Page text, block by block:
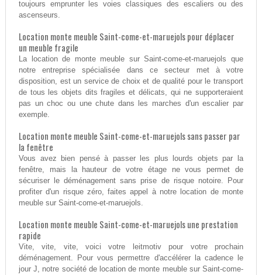
toujours emprunter les voies classiques des escaliers ou des
ascenseurs.
Location monte meuble Saint-come-et-maruejols pour déplacer
un meuble fragile
La location de monte meuble sur Saint-come-et-maruejols que
notre entreprise spécialisée dans ce secteur met à votre
disposition, est un service de choix et de qualité pour le transport
de tous les objets dits fragiles et délicats, qui ne supporteraient
pas un choc ou une chute dans les marches d'un escalier par
exemple.
Location monte meuble Saint-come-et-maruejols sans passer par
la fenêtre
Vous avez bien pensé à passer les plus lourds objets par la
fenêtre, mais la hauteur de votre étage ne vous permet de
sécuriser le déménagement sans prise de risque notoire. Pour
profiter d'un risque zéro, faites appel à notre location de monte
meuble sur Saint-come-et-maruejols.
Location monte meuble Saint-come-et-maruejols une prestation
rapide
Vite, vite, vite, voici votre leitmotiv pour votre prochain
déménagement. Pour vous permettre d'accélérer la cadence le
jour J, notre société de location de monte meuble sur Saint-come-